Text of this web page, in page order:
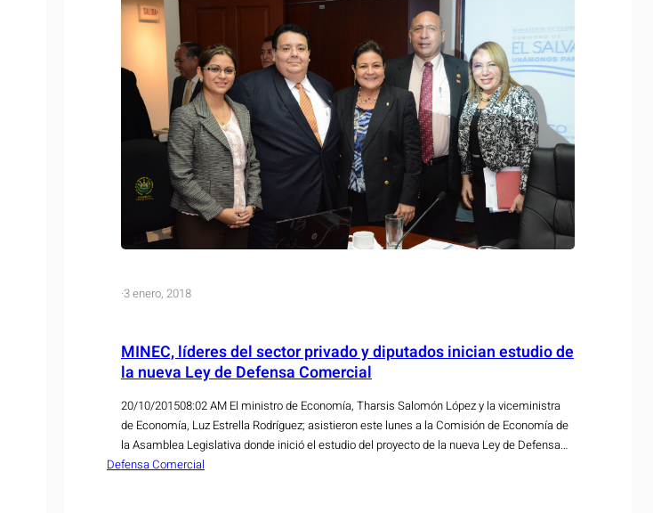
·3 enero, 2018
MINEC, líderes del sector privado y diputados inician estudio de
la nueva Ley de Defensa Comercial
20/10/201508:02 AM El ministro de Economía, Tharsis Salomón López y la viceministra
de Economía, Luz Estrella Rodríguez; asistieron este lunes a la Comisión de Economía de
la Asamblea Legislativa donde inició el estudio del proyecto de la nueva Ley de Defensa
Comercial. Junto a ellos también asistieron el Director de Política Comercial (POLICOM),
Defensa Comercial